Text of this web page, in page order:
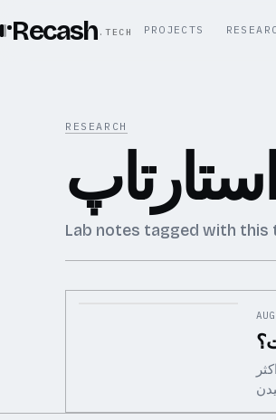
Recash .TECH PROJECTS
RESEARCH
Lab notes tagged with this